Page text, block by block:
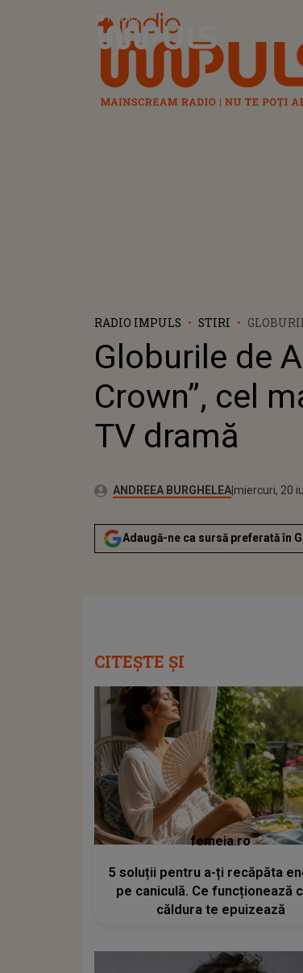
Radio Impuls
RADIO IMPULS STIRI
Globurile de
Crown”, cel
TV dramă
Autor:ANDREEA BURGHELEAPublicat:
luni, 1 martie
Actualizat:
miercuri, 20
Adaugă-ne ca sursă preferată în
CITEȘTE ȘI
femeia.ro
5 soluții pentru a-ți recăpăta
pe caniculă. Ce funcționează
căldura te epuizează